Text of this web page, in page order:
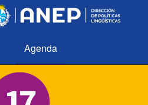
Agenda